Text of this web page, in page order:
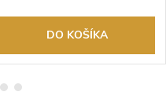
DO KOŠÍKA